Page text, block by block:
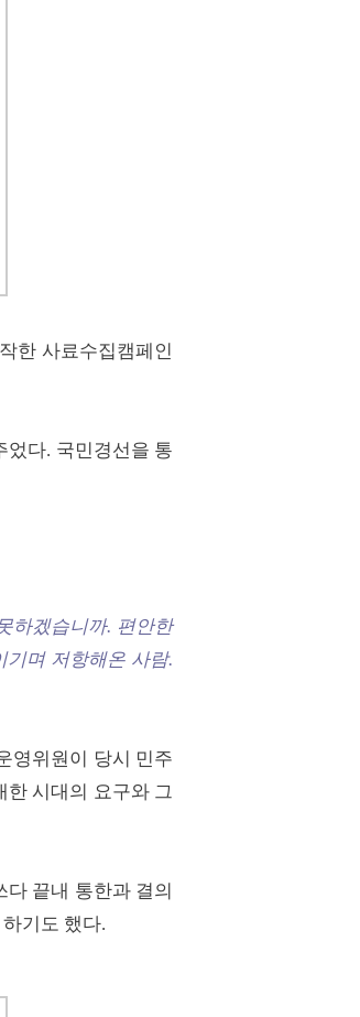
한 사료수집캠페인
었다. 국민경선을 통
하겠습니까. 편안한
며 저항해온 사람.
영위원이 당시 민주
한 시대의 요구와 그
끝내 통한과 결의
기도 했다.